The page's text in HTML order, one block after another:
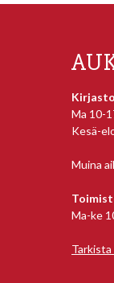
Kirjasto
Ma 10-
Kesä-
Muina
Ma-ke